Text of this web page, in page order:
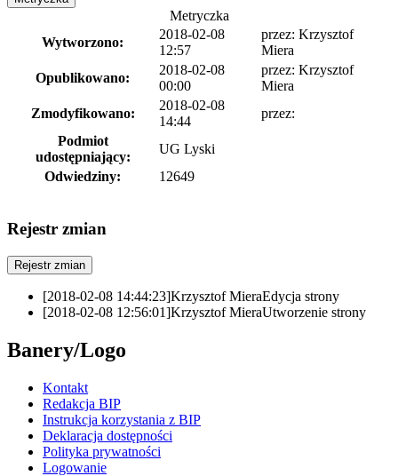
Metryczka
Wytworzono:
2018-02-08
12:57
przez: Krzysztof
Miera
Opublikowano:
2018-02-08
00:00
przez: Krzysztof
Miera
Zmodyfikowano:
2018-02-08
14:44
przez:
Podmiot
udostępniający:
UG Lyski
Odwiedziny:
12649
Rejestr zmian
Rejestr zmian
[2018-02-08 14:44:23]Krzysztof MieraEdycja strony
[2018-02-08 12:56:01]Krzysztof MieraUtworzenie strony
Banery/Logo
Kontakt
Redakcja BIP
Instrukcja korzystania z BIP
Deklaracja dostępności
Polityka prywatności
Logowanie